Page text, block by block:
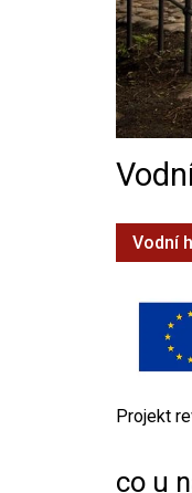
Vodní
Projekt
co u